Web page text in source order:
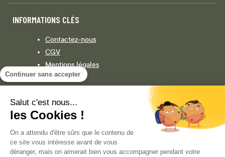
Continuer sans accepter
Salut c'est nous...
les Cookies !
On a attendu d'être sûrs que le contenu de
ce site vous intéresse avant de vous
déranger, mais on aimerait bien vous accompagner pendant votre
INFORMATIONS CLÉS
Contactez-nous
CGV
Mentions légales
Législation
Facebook Instagram